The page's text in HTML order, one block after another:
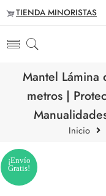
TIENDA MINORISTAS
Mantel Lámina
metros |
Inicio
¡Envío
Gratis!